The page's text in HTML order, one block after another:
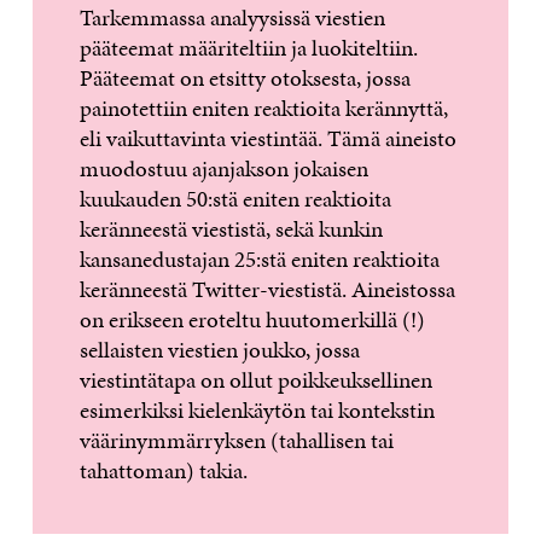
Tarkemmassa analyysissä viestien
pääteemat määriteltiin ja luokiteltiin.
Pääteemat on etsitty otoksesta, jossa
painotettiin eniten reaktioita kerännyttä,
eli vaikuttavinta viestintää. Tämä aineisto
muodostuu ajanjakson jokaisen
kuukauden 50:stä eniten reaktioita
keränneestä viestistä, sekä kunkin
kansanedustajan 25:stä eniten reaktioita
keränneestä Twitter-viestistä. Aineistossa
on erikseen eroteltu huutomerkillä (!)
sellaisten viestien joukko, jossa
viestintätapa on ollut poikkeuksellinen
esimerkiksi kielenkäytön tai kontekstin
väärinymmärryksen (tahallisen tai
tahattoman) takia.